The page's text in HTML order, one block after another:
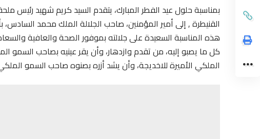
بمناسبة حلول عيد الفطر المبارك، يتقدم السيد كريم شهيد رئيس
القنيطرة , إلى أمير المؤمنين، صاحب الجلالة الملك محمد السادس،
هذه المناسبة السعيدة على جلالته بموفور الصحة والعافية
كل ما يصبو إليه، من تقدم وازدهار، وأن يقر عينيه بصاحب السمو
الملكي الأميرة للاخديجة، وأن يشد أزره بصنوه صاحب السمو